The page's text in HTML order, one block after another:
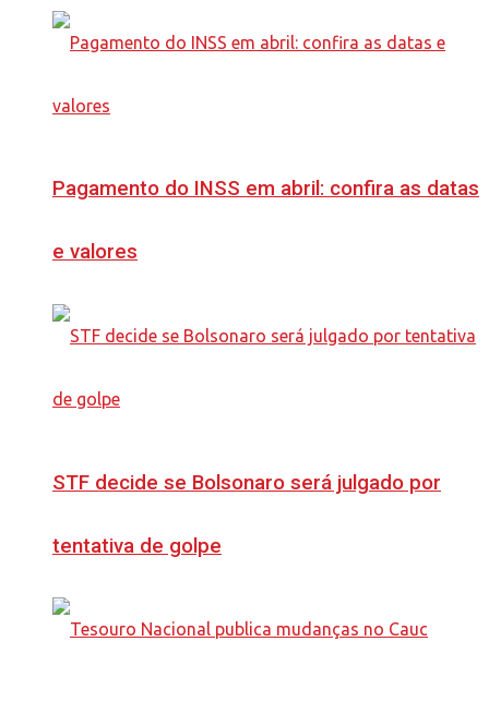
Pagamento do INSS em abril: confira as datas
e valores
STF decide se Bolsonaro será julgado por
tentativa de golpe